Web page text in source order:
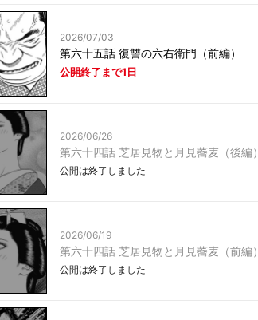
2026/07/03
第六十五話 復讐の六右衛門（前編）
公開終了まで1日
2026/06/26
第六十四話 芝居見物と月見蕎麦（後編）
公開は終了しました
2026/06/19
第六十四話 芝居見物と月見蕎麦（前編）
公開は終了しました